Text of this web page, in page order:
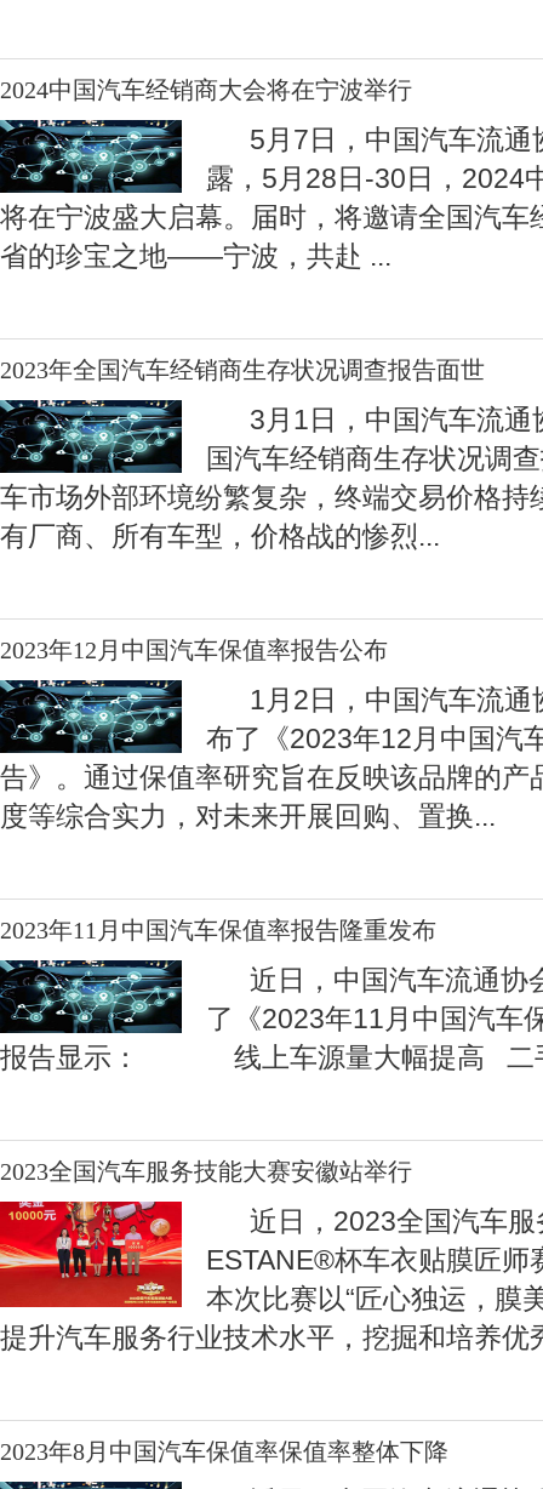
2024中国汽车经销商大会将在宁波举行
5月7日，中国汽车流通
露，5月28日-30日，2024
将在宁波盛大启幕。届时，将邀请全国汽车
省的珍宝之地——宁波，共赴 ...
2023年全国汽车经销商生存状况调查报告面世
3月1日，中国汽车流通
国汽车经销商生存状况调
车市场外部环境纷繁复杂，终端交易价格持
有厂商、所有车型，价格战的惨烈...
2023年12月中国汽车保值率报告公布
1月2日，中国汽车流通
布了《2023年12月中国汽
告》。通过保值率研究旨在反映该品牌的产
度等综合实力，对未来开展回购、置换...
2023年11月中国汽车保值率报告隆重发布
近日，中国汽车流通协
了《2023年11月中国汽车
报告显示： 线上车源量大幅提高 二
2023全国汽车服务技能大赛安徽站举行
近日，2023全国汽车服
ESTANE®杯车衣贴膜匠师
本次比赛以“匠心独运，膜
提升汽车服务行业技术水平，挖掘和培养优
2023年8月中国汽车保值率保值率整体下降